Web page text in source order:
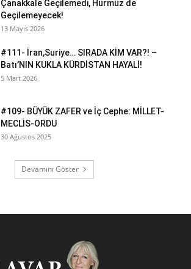
Çanakkale Geçilemedi, Hürmüz de
Geçilemeyecek!
13 Mayıs 2026
#111- İran,Suriye… SIRADA KİM VAR?! –
Batı’NIN KUKLA KÜRDİSTAN HAYALİ!
5 Mart 2026
#109- BÜYÜK ZAFER ve İç Cephe: MİLLET-
MECLİS-ORDU
30 Ağustos 2025
Devamını Göster